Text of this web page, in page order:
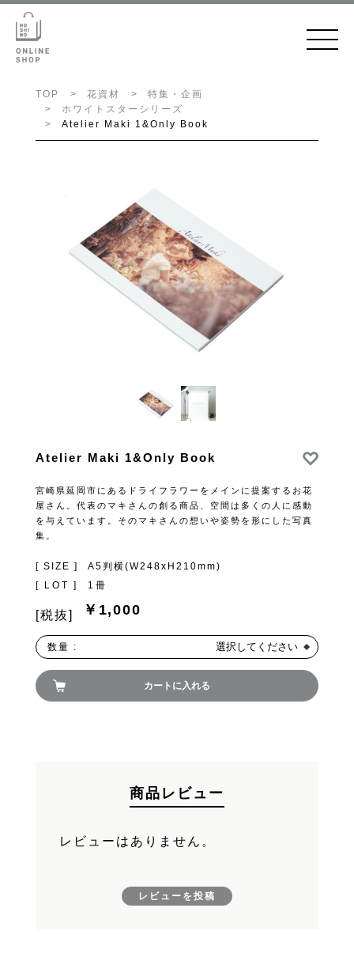
TOP 花資材
特集・企画
ホワイトスターシリーズ
Atelier Maki 1&Only Book
Atelier Maki 1&Only Book
宮崎県延岡市にあるドライフラワーをメインに提案するお花
屋さん。代表のマキさんの創る商品、空間は多くの人に感動
を与えています。そのマキさんの想いや姿勢を形にした写真
集。
[ SIZE ]
A5判横(W248xH210mm)
[ LOT ]
1冊
￥1,000
[税抜]
数量 : 選択してください
カートに入れる
商品レビュー
レビューはありません。
レビューを投稿